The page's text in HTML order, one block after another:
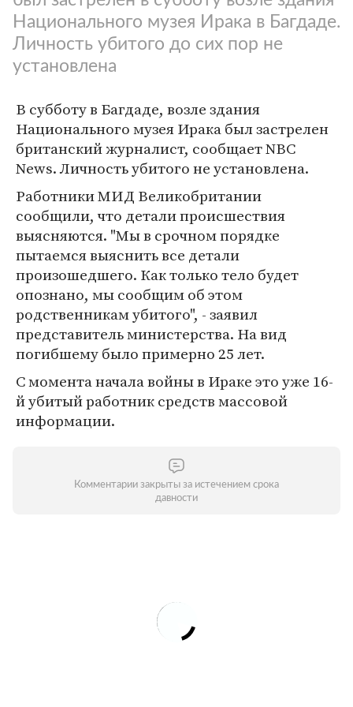
Национального музея Ирака в Багдаде.
Личность убитого до сих пор не
установлена
В субботу в Багдаде, возле здания
Национального музея Ирака был застрелен
британский журналист, сообщает NBC
News. Личность убитого не установлена.
Работники МИД Великобритании
сообщили, что детали происшествия
выясняются. "Мы в срочном порядке
пытаемся выяснить все детали
произошедшего. Как только тело будет
опознано, мы сообщим об этом
родственникам убитого", - заявил
представитель министерства. На вид
погибшему было примерно 25 лет.
С момента начала войны в Ираке это уже 16-
й убитый работник средств массовой
информации.
Комментарии закрыты за истечением срока
давности